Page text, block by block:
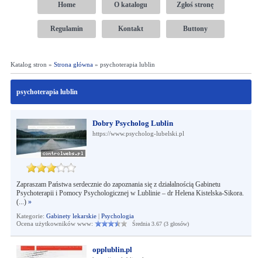
Home O katalogu Zgłoś stronę
Regulamin Kontakt Buttony
Katalog stron » Strona główna» psychoterapia lublin
psychoterapia lublin
Dobry Psycholog Lublin
https://www.psycholog-lubelski.pl
Zapraszam Państwa serdecznie do zapoznania się z działalnością Gabinetu
Psychoterapii i Pomocy Psychologicznej w Lublinie – dr Helena Kistelska-Sikora.
(...) »
Kategorie: Gabinety lekarskie| Psychologia
Ocena użytkowników www:
Średnia 3.67 (3 głosów)
opplublin.pl